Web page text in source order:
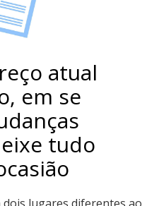
atual
em se
tudo